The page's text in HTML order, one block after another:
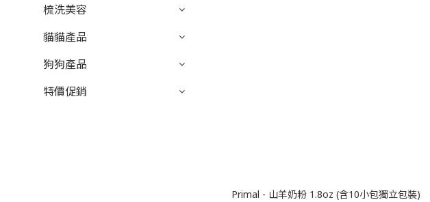
梳洗美容
貓貓產品
狗狗產品
特價促銷
Primal - 山羊奶粉 1.8oz (含10小包獨立包裝)